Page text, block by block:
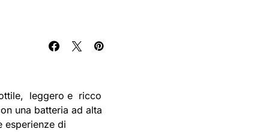
leggero e ricco
una batteria ad alta
esperienze di